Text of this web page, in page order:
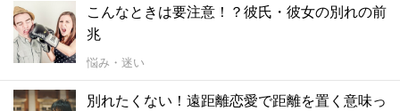
こんなときは要注意！？彼氏・彼女の別れの前
兆
悩み・迷い
別れたくない！遠距離恋愛で距離を置く意味っ